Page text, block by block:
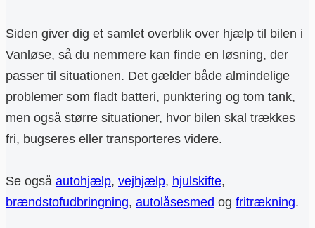
Siden giver dig et samlet overblik over hjælp til bilen i
Vanløse, så du nemmere kan finde en løsning, der
passer til situationen. Det gælder både almindelige
problemer som fladt batteri, punktering og tom tank,
men også større situationer, hvor bilen skal trækkes
fri, bugseres eller transporteres videre.
Se også autohjælp, vejhjælp, hjulskifte,
brændstofudbringning, autolåsesmed og fritrækning.